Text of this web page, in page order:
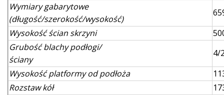
Wymiary gabarytowe
(długość/szerokość/wysokość)
Wysokość ścian skrzyni
Grubość blachy podłogi/
ściany
4/
Wysokość platformy od podłoża
Rozstaw kół